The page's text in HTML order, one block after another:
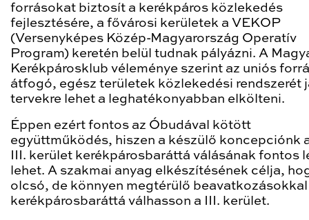
forrásokat biztosít a kerékpáros közlekedés
fejlesztésére, a fővárosi kerületek a VEKOP
(Versenyképes Közép-Magyarország Operatív
Program) keretén belül tudnak pályázni. A
Kerékpárosklub véleménye szerint az uniós
átfogó, egész területek közlekedési rendszerét
tervekre lehet a leghatékonyabban elkölteni.
Éppen ezért fontos az Óbudával kötött
együttműködés, hiszen a készülő koncepciónk
III. kerület kerékpárosbaráttá válásának fontos
lehet. A szakmai anyag elkészítésének célja,
olcsó, de könnyen megtérülő beavatkozásokkal
kerékpárosbaráttá válhasson a III. kerület.